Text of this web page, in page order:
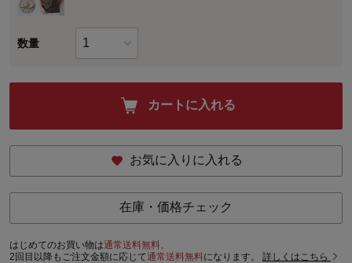
数量
カートに入れる
お気に入りに入れる
在庫・価格チェック
はじめてのお買い物は通常送料無料。
2回目以降もご注文金額に応じて通常送料無料になります。 詳しくはこちら